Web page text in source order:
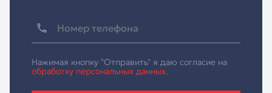
Нажимая кнопку "Отправить" я даю согласие на
обработку персональных данных.